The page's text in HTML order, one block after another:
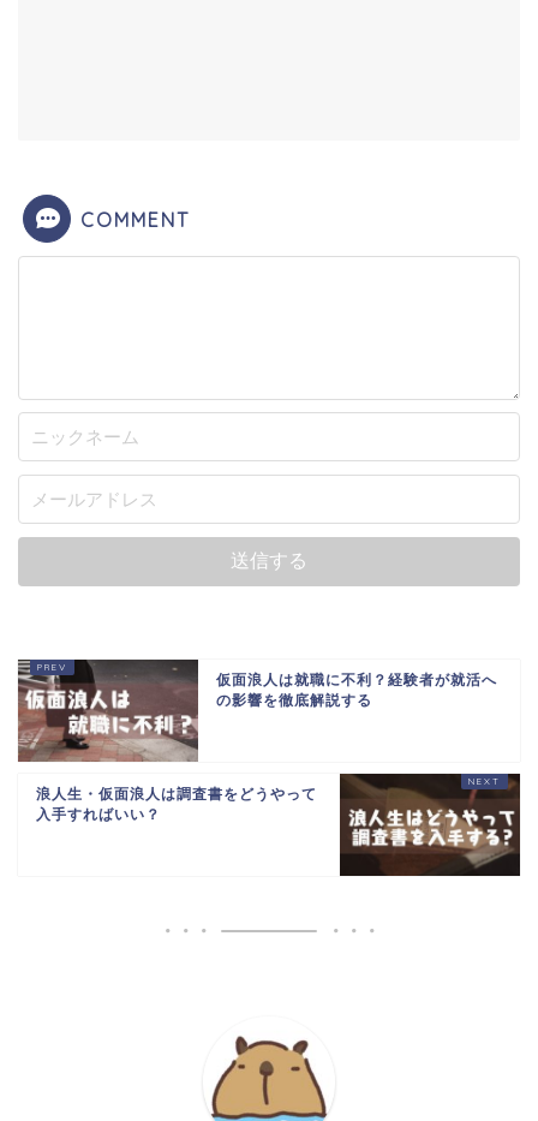
COMMENT
仮面浪人は就職に不利？経験者が就活へ
の影響を徹底解説する
浪人生・仮面浪人は調査書をどうやって
入手すればいい？